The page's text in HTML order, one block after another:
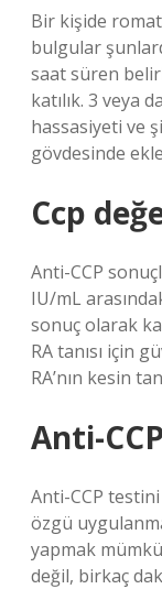
Bir kişide
bulgular
saat süren
katılık. 3 veya
hassasiyeti ve
gövdesinde
Ccp
Anti-CCP
IU/mL
sonuç olarak
RA tanısı için
RA’nın kesin
Anti-
Anti-CCP
özgü
yapmak
değil, birkaç